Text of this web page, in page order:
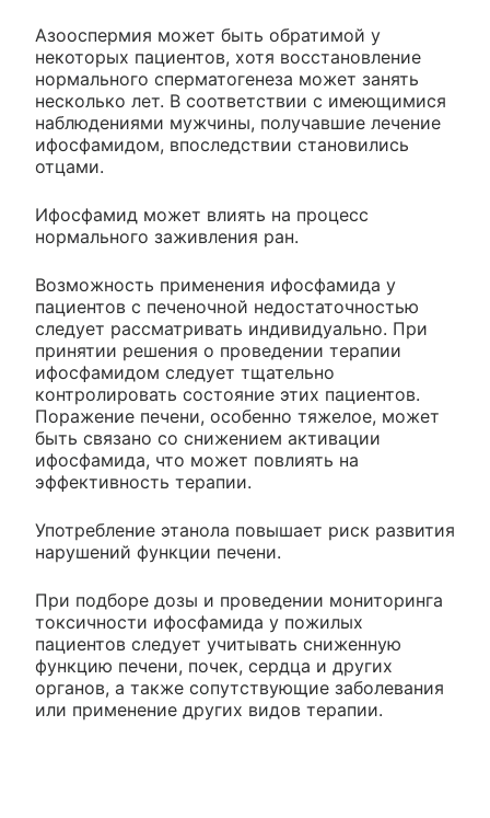
Азооспермия может быть обратимой у
некоторых пациентов, хотя восстановление
нормального сперматогенеза может занять
несколько лет. В соответствии с имеющимися
наблюдениями мужчины, получавшие лечение
ифосфамидом, впоследствии становились
отцами.
Ифосфамид может влиять на процесс
нормального заживления ран.
Возможность применения ифосфамида у
пациентов с печеночной недостаточностью
следует рассматривать индивидуально. При
принятии решения о проведении терапии
ифосфамидом следует тщательно
контролировать состояние этих пациентов.
Поражение печени, особенно тяжелое, может
быть связано со снижением активации
ифосфамида, что может повлиять на
эффективность терапии.
Употребление этанола повышает риск развития
нарушений функции печени.
При подборе дозы и проведении мониторинга
токсичности ифосфамида у пожилых
пациентов следует учитывать сниженную
функцию печени, почек, сердца и других
органов, а также сопутствующие заболевания
или применение других видов терапии.